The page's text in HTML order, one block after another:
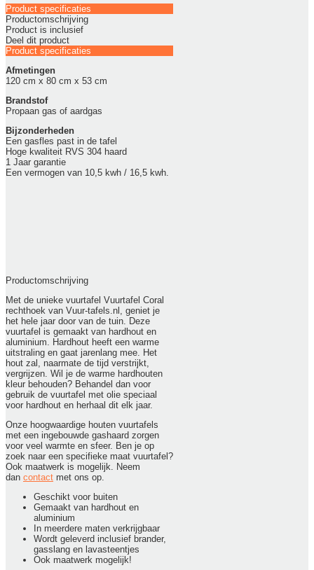
Product specificaties
Productomschrijving
Product is inclusief
Deel dit product
Product specificaties
Afmetingen
120 cm x 80 cm x 53 cm
Brandstof
Propaan gas of aardgas
Bijzonderheden
Een gasfles past in de tafel
Hoge kwaliteit RVS 304 haard
1 Jaar garantie
Een vermogen van 10,5 kwh / 16,5 kwh.
Productomschrijving
Met de unieke vuurtafel Vuurtafel Coral
rechthoek van Vuur-tafels.nl, geniet je
het hele jaar door van de tuin. Deze
vuurtafel is gemaakt van hardhout en
aluminium. Hardhout heeft een warme
uitstraling en gaat jarenlang mee. Het
hout zal, naarmate de tijd verstrijkt,
vergrijzen. Wil je de warme hardhouten
kleur behouden? Behandel dan voor
gebruik de vuurtafel met olie speciaal
voor hardhout en herhaal dit elk jaar.
Onze hoogwaardige houten vuurtafels
met een ingebouwde gashaard zorgen
voor veel warmte en sfeer. Ben je op
zoek naar een specifieke maat vuurtafel?
Ook maatwerk is mogelijk. Neem
dan contact met ons op.
Geschikt voor buiten
Gemaakt van hardhout en
aluminium
In meerdere maten verkrijgbaar
Wordt geleverd inclusief brander,
gasslang en lavasteentjes
Ook maatwerk mogelijk!